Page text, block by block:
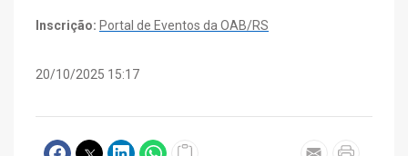
Inscrição: Portal de Eventos da OAB/RS
20/10/2025 15:17